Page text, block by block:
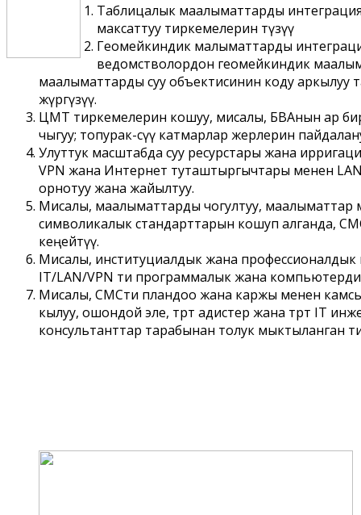
Таблицалык маалыматтарды
максаттуу тиркемелерин түзүү
Геомейкиндик малыматтарды
ведомстволордон геомейкиндик
маалыматтарды суу объектисинин коду
жүргүзүү.
ЦМТ тиркемелерин кошуу, мисалы, БВАнын ар бир
чыгуу; топурак-ѳсүү катмарлар жерлерин
Улуттук масштабда суу ресурстары жана
VPN жана Интернет туташтыргычтары менен
орнотуу жана жайылтуу.
Мисалы, маалыматтарды чогултуу, маалыматтар
символикалык стандарттарын кошуп алганда,
кеңейтүү.
Мисалы, институциалдык жана
IT/LAN/VPN ти программалык жана компьютердик
Мисалы, СМСти пландоо жана каржы менен камсыз
кылуу, ошондой эле, тѳрт адистер жана тѳрт IT
консультанттар тарабынан толук мыктыланган